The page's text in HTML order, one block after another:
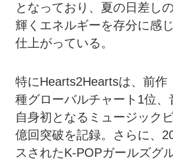
となっており、夏の日差し
輝くエネルギーを存分に感
仕上がっている。
特にHearts2Heartsは、前作
種グローバルチャート1位、
自身初となるミュージック
億回突破を記録。さらに、
スされたK-POPガールズグ